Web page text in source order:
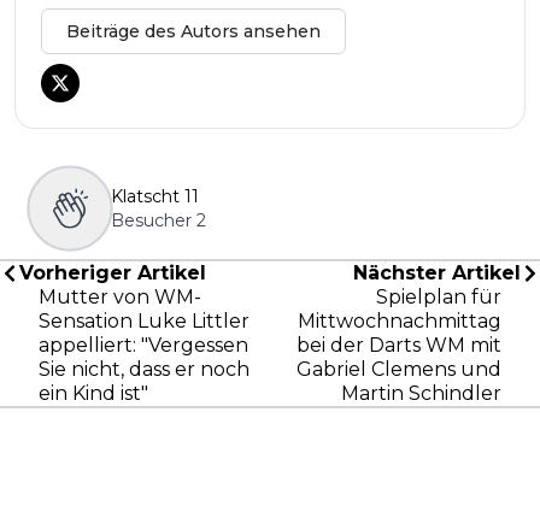
Beiträge des Autors ansehen
Klatscht 11
Besucher 2
Vorheriger Artikel
Mutter von WM-
Sensation Luke Littler
appelliert: "Vergessen
Sie nicht, dass er noch
ein Kind ist"
Nächster Artikel
Spielplan für
Mittwochnachmittag
bei der Darts WM mit
Gabriel Clemens und
Martin Schindler